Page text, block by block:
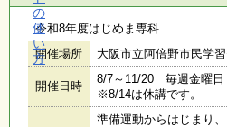
講
座
・
イ
ベ
の
使
い
方
令和8年度はじめま専科
開催場所
大阪市立阿倍野市民学
開催日時
8/7～11/20 毎週金曜日
※8/14は休講です。
準備運動からはじまり